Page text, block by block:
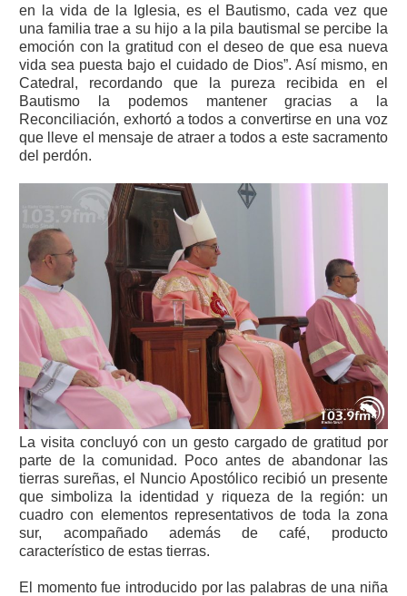
en la vida de la Iglesia, es el Bautismo, cada vez que
una familia trae a su hijo a la pila bautismal se percibe la
emoción con la gratitud con el deseo de que esa nueva
vida sea puesta bajo el cuidado de Dios”. Así mismo, en
Catedral, recordando que la pureza recibida en el
Bautismo la podemos mantener gracias a la
Reconciliación, exhortó a todos a convertirse en una voz
que lleve el mensaje de atraer a todos a este sacramento
del perdón.
La visita concluyó con un gesto cargado de gratitud por
parte de la comunidad. Poco antes de abandonar las
tierras sureñas, el Nuncio Apostólico recibió un presente
que simboliza la identidad y riqueza de la región: un
cuadro con elementos representativos de toda la zona
sur, acompañado además de café, producto
característico de estas tierras.
El momento fue introducido por las palabras de una niña